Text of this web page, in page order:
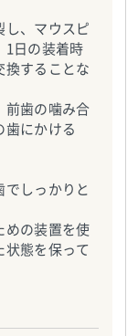
し、マウスピ
1日の装着時
換することな
前歯の噛み合
歯にかける
しっかりと
めの装置を使
状態を保って